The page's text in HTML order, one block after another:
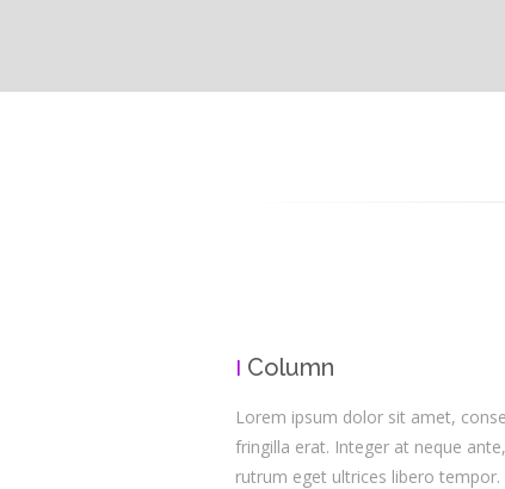
I Column
Lorem ipsum dolor sit amet,
fringilla erat. Integer at neque
rutrum eget ultrices libero